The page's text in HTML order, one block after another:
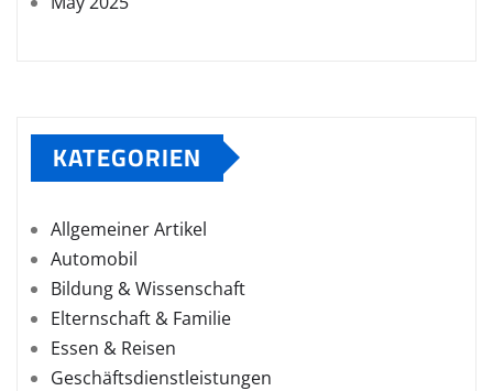
KATEGORIEN
Allgemeiner Artikel
Automobil
Bildung & Wissenschaft
Elternschaft & Familie
Essen & Reisen
Geschäftsdienstleistungen